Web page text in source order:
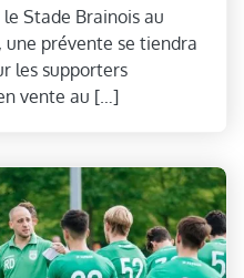
Stade Brainois au
une prévente se tiendra
les supporters
vente au […]